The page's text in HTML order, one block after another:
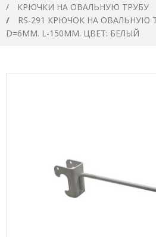
КРЮЧКИ НА ОВАЛЬНУЮ ТРУБУ
RS-291 КРЮЧОК НА ОВАЛЬНУЮ
D=6ММ. L-150ММ. ЦВЕТ: БЕЛЫЙ